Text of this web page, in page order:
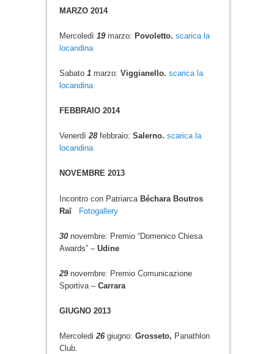
MARZO 2014
Mercoledì 19 marzo: Povoletto. scarica la
locandina
Sabato 1 marzo: Viggianello. scarica la
locandina
FEBBRAIO 2014
Venerdì28 febbraio: Salerno. scarica la
locandina
NOVEMBRE 2013
Incontro con Patriarca Béchara Boutros
Raï Fotogallery
30 novembre: Premio “Domenico Chiesa
Awards” – Udine
29 novembre: Premio Comunicazione
Sportiva – Carrara
GIUGNO 2013
Mercoledi26 giugno: Grosseto, Panathlon
Club.